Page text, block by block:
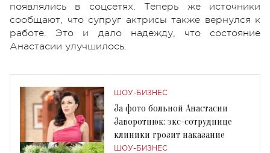
появлялись в соцсетях. Теперь же источники
сообщают, что супруг актрисы также вернулся к
работе. Это и дало надежду, что состояние
Анастасии улучшилось.
ШОУ-БИЗНЕС
За фото больной Анастасии
Заворотнюк: экс-сотруднице
клиники грозит наказание
ШОУ-БИЗНЕС